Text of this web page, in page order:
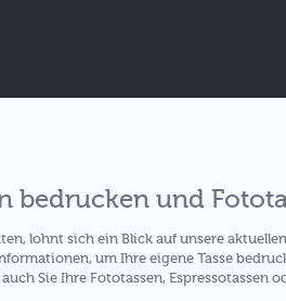
bedrucken und
lohnt sich ein Blick auf unsere
um Ihre eigene Tasse
Sie Ihre Fototassen, Espressotassen